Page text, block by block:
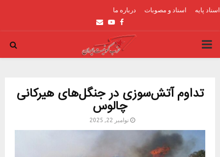
اسناد پایه اسناد و مصوبات درباره ما
Facebook
Youtube
Email
PRIMARY
تداوم آتش‌سوزی در جنگل‌های هیرکانی
چالوس
نوامبر 22, 2025